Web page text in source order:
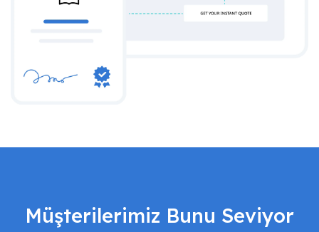
Müşterilerimiz Bunu Seviyor